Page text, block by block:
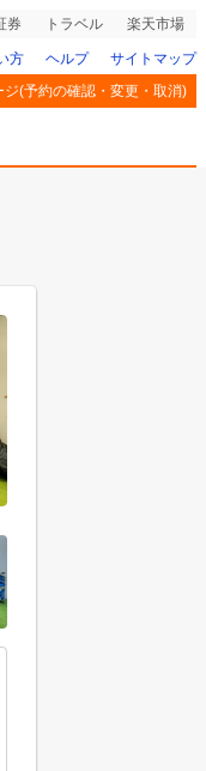
券 トラベル 楽天市場
方 ヘルプ
サイトマップ
ジ(予約の確認・変更・取消)